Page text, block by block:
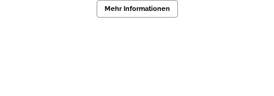
Mehr Informationen